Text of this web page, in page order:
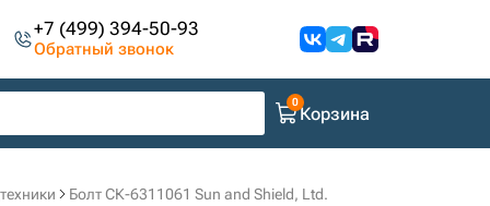
+7 (499) 394-50-93
Обратный звонок
Корзина
Болт СК-6311061 Sun and Shield, Ltd.